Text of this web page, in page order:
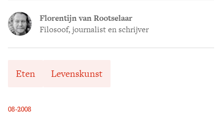
08-2008
Florentijn van Rootselaar
Filosoof, journalist en schrijver
Eten Levenskunst